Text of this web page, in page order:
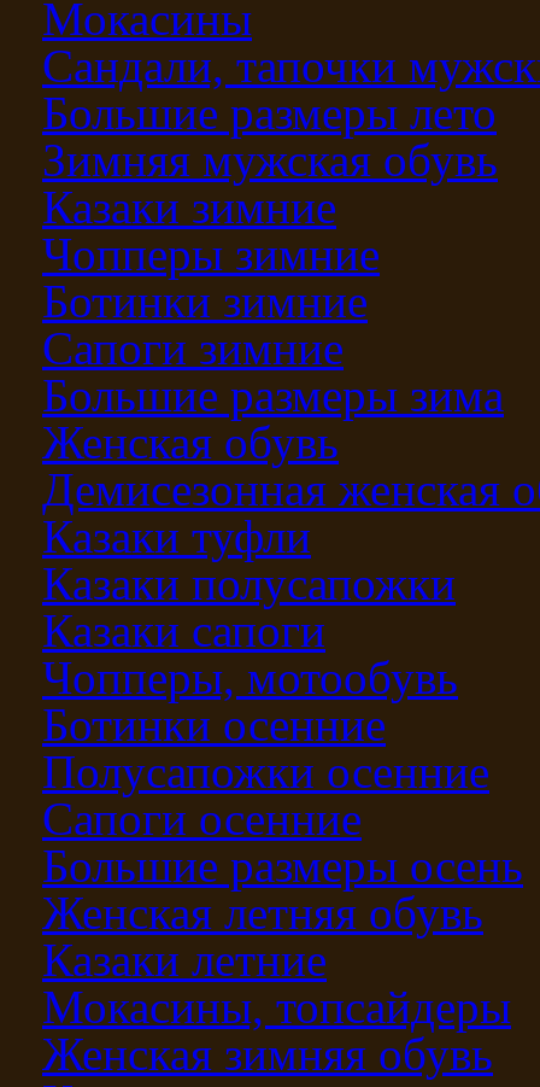
Мокасины
Сандали, тапочки
Большие размеры лето
Зимняя мужская обувь
Казаки зимние
Чопперы зимние
Ботинки зимние
Сапоги зимние
Большие размеры зима
Женская обувь
Демисезонная женская
Казаки туфли
Казаки полусапожки
Казаки сапоги
Чопперы, мотообувь
Ботинки осенние
Полусапожки осенние
Сапоги осенние
Большие размеры осень
Женская летняя обувь
Казаки летние
Мокасины, топсайдеры
Женская зимняя обувь